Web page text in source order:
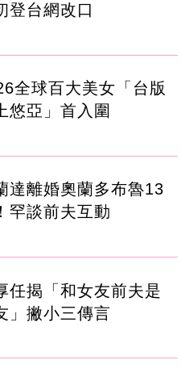
登台網改口
全球百大美女「台版
悠亞」首入圍
達離婚奧蘭多布魯13
罕談前夫互動
任揭「和女友前夫是
」撇小三傳言